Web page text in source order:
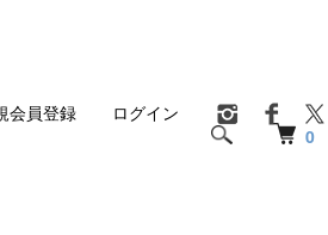
0
会員登録 ログイン